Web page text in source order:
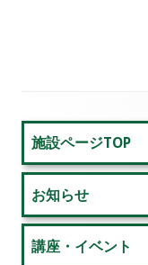
シ
ョ
ン
メ
イ
ン
サ
施設ページTOP
お知らせ
講座・イベント